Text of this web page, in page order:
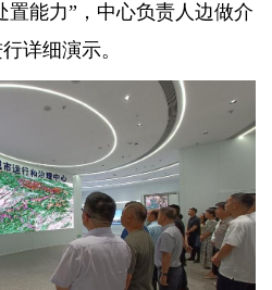
置能力”，中心负责人边做介
详细演示。